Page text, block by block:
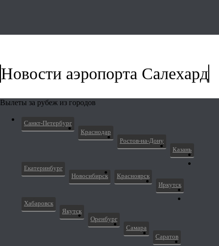
Новости аэропорта Салехард
Вылеты за рубеж из городов
Санкт-Петербург
Краснодар
Ростов-на-Дону
Казань
Екатеринбург
Новосибирск
Красноярск
Иркутск
Хабаровск
Якутск
Оренбург
Самара
Саратов